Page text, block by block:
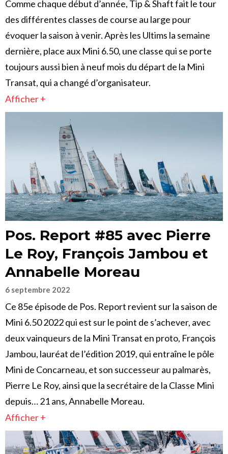
Comme chaque début d’année, Tip & Shaft fait le tour
des différentes classes de course au large pour
évoquer la saison à venir. Après les Ultims la semaine
dernière, place aux Mini 6.50, une classe qui se porte
toujours aussi bien à neuf mois du départ de la Mini
Transat, qui a changé d’organisateur.
Afficher +
Pos. Report #85 avec Pierre
Le Roy, François Jambou et
Annabelle Moreau
6 septembre 2022
Ce 85e épisode de Pos. Report revient sur la saison de
Mini 6.50 2022 qui est sur le point de s’achever, avec
deux vainqueurs de la Mini Transat en proto, François
Jambou, lauréat de l’édition 2019, qui entraîne le pôle
Mini de Concarneau, et son successeur au palmarès,
Pierre Le Roy, ainsi que la secrétaire de la Classe Mini
depuis… 21 ans, Annabelle Moreau.
Afficher +